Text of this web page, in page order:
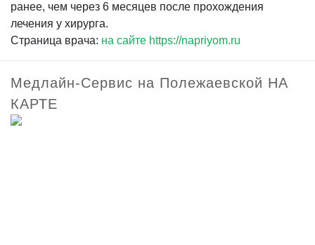
ранее, чем через 6 месяцев после прохождения
лечения у хирурга.
Страница врача: на сайте https://napriyom.ru
Медлайн-Сервис на Полежаевской НА
КАРТЕ